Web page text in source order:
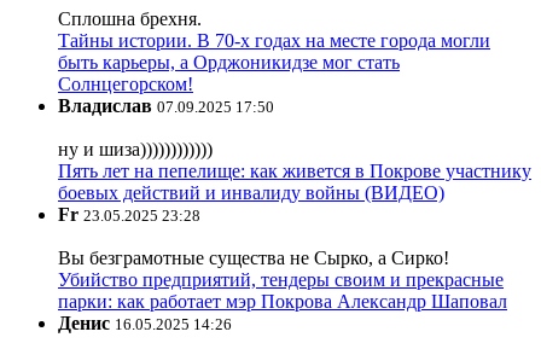
Сплошна брехня.
Тайны истории. В 70-х годах на месте города могли
быть карьеры, а Орджоникидзе мог стать
Солнцегорском!
Владислав 07.09.2025 17:50
ну и шиза))))))))))))
Пять лет на пепелище: как живется в Покрове участнику
боевых действий и инвалиду войны (ВИДЕО)
Fr 23.05.2025 23:28
Вы безграмотные существа не Сырко, а Сирко!
Убийство предприятий, тендеры своим и прекрасные
парки: как работает мэр Покрова Александр Шаповал
Денис 16.05.2025 14:26